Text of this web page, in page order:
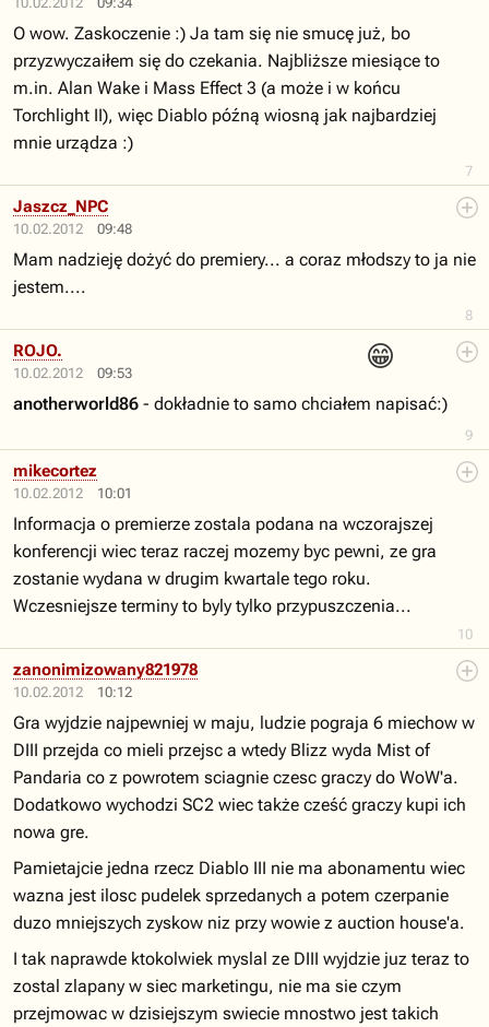
7
O wow. Zaskoczenie :) Ja tam się nie smucę już, bo
przyzwyczaiłem się do czekania. Najbliższe miesiące to
m.in. Alan Wake i Mass Effect 3 (a może i w końcu
Torchlight II), więc Diablo późną wiosną jak najbardziej
mnie urządza :)
10.02.2012 09:48
8
Jaszcz_NPC
Mam nadzieję dożyć do premiery... a coraz młodszy to ja nie
jestem....
10.02.2012 09:53
😁
9
ROJO.
anotherworld86 - dokładnie to samo chciałem napisać:)
10.02.2012 10:01
10
mikecortez
Informacja o premierze zostala podana na wczorajszej
konferencji wiec teraz raczej mozemy byc pewni, ze gra
zostanie wydana w drugim kwartale tego roku.
Wczesniejsze terminy to byly tylko przypuszczenia...
10.02.2012 10:12
zanonimizowany821978
Gra wyjdzie najpewniej w maju, ludzie pograja 6 miechow w
DIII przejda co mieli przejsc a wtedy Blizz wyda Mist of
Pandaria co z powrotem sciagnie czesc graczy do WoW'a.
Dodatkowo wychodzi SC2 wiec także cześć graczy kupi ich
nowa gre.
Pamietajcie jedna rzecz Diablo III nie ma abonamentu wiec
wazna jest ilosc pudelek sprzedanych a potem czerpanie
duzo mniejszych zyskow niz przy wowie z auction house'a.
I tak naprawde ktokolwiek myslal ze DIII wyjdzie juz teraz to
zostal zlapany w siec marketingu, nie ma sie czym
przejmowac w dzisiejszym swiecie mnostwo jest takich